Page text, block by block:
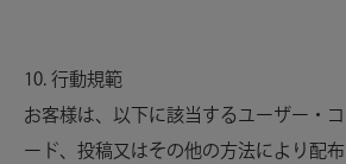
10. 行動規範
お客様は、以下に該当するユーザー・
ード、投稿又はその他の方法により配